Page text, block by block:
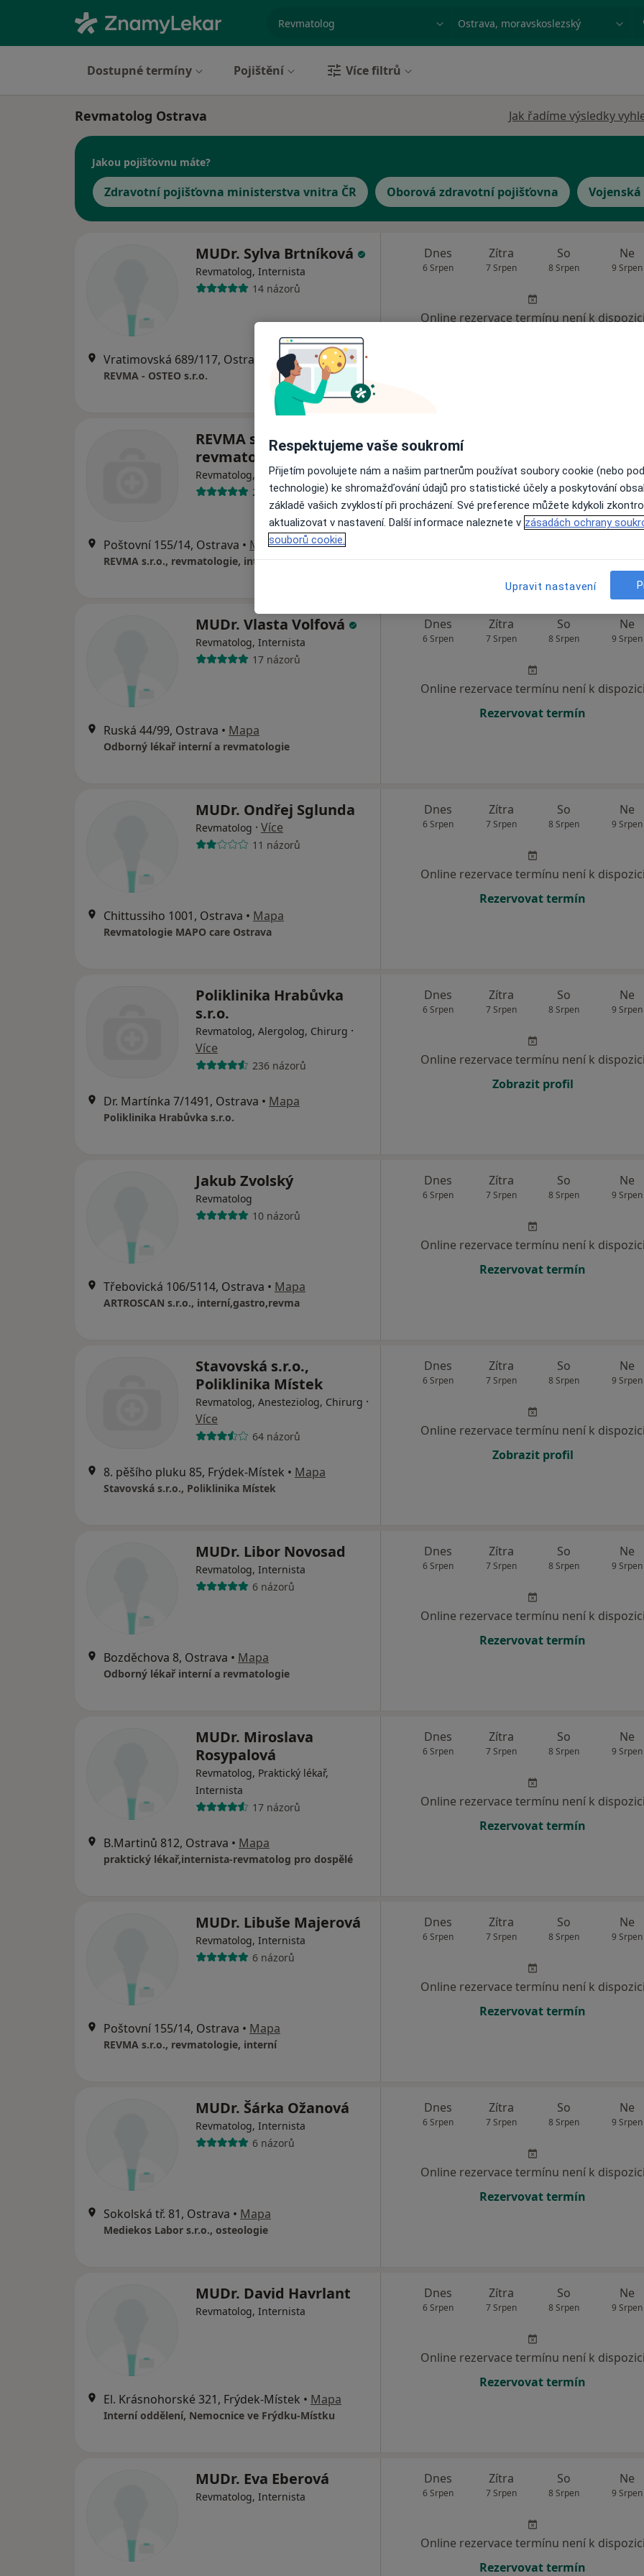
Dostupné termíny Pojištění Více filtrů
Revmatolog Ostrava Jak řadíme výsledky
Jakou pojišťovnu máte?
Zdravotní pojišťovna ministerstva vnitra ČR Oborová zdravotní pojišťovna Vojenská
MUDr. Sylva Brtníková
Revmatolog, Internista
14 názorů
Vratimovská 689/117, Ostrava Mapa
REVMA - OSTEO s.r.o.
Dnes
6 Srpen
Zítra
7 Srpen
So
8 Srpen
Ne
9 Srpen
Online rezervace termínu není k dispozici
REVMA s.r.o.,
revmatologie, interní
Revmatolog, Diabetolog, Internista
2 názory
Poštovní 155/14, Ostrava • Mapa
REVMA s.r.o., revmatologie, interní
Dnes
6 Srpen
Online rezervace termínu není k
Zobrazit profil
MUDr. Vlasta Volfová
Revmatolog, Internista
17 názorů
Ruská 44/99, Ostrava • Mapa
Odborný lékař interní a revmatologie
Dnes
6 Srpen
Zítra
7 Srpen
So
8 Srpen
Ne
9 Srpen
Online rezervace termínu není k dispozici
Rezervovat termín
MUDr. Ondřej Sglunda
Revmatolog · Více
11 názorů
Chittussiho 1001, Ostrava • Mapa
Revmatologie MAPO care Ostrava
Dnes
6 Srpen
Zítra
7 Srpen
So
8 Srpen
Ne
9 Srpen
Online rezervace termínu není k dispozici
Rezervovat termín
Poliklinika Hrabůvka
s.r.o.
Revmatolog, Alergolog, Chirurg ·
Více
236 názorů
Dr. Martínka 7/1491, Ostrava • Mapa
Poliklinika Hrabůvka s.r.o.
Dnes
6 Srpen
Zítra
7 Srpen
So
8 Srpen
Ne
9 Srpen
Online rezervace termínu není k dispozici
Zobrazit profil
Jakub Zvolský
Revmatolog
10 názorů
Třebovická 106/5114, Ostrava • Mapa
ARTROSCAN s.r.o., interní,gastro,revma
Dnes
6 Srpen
Zítra
7 Srpen
So
8 Srpen
Ne
9 Srpen
Online rezervace termínu není k dispozici
Rezervovat termín
Stavovská s.r.o.,
Poliklinika Místek
Revmatolog, Anesteziolog, Chirurg ·
Více
64 názorů
8. pěšího pluku 85, Frýdek-Místek • Mapa
Stavovská s.r.o., Poliklinika Místek
Dnes
6 Srpen
Zítra
7 Srpen
So
8 Srpen
Ne
9 Srpen
Online rezervace termínu není k dispozici
Zobrazit profil
MUDr. Libor Novosad
Revmatolog, Internista
6 názorů
Bozděchova 8, Ostrava • Mapa
Odborný lékař interní a revmatologie
Dnes
6 Srpen
Zítra
7 Srpen
So
8 Srpen
Ne
9 Srpen
Online rezervace termínu není k dispozici
Rezervovat termín
MUDr. Miroslava
Rosypalová
Revmatolog, Praktický lékař,
Internista
17 názorů
B.Martinů 812, Ostrava • Mapa
praktický lékař,internista-revmatolog pro dospělé
Dnes
6 Srpen
Zítra
7 Srpen
So
8 Srpen
Ne
9 Srpen
Online rezervace termínu není k dispozici
Rezervovat termín
MUDr. Libuše Majerová
Revmatolog, Internista
6 názorů
Poštovní 155/14, Ostrava • Mapa
REVMA s.r.o., revmatologie, interní
Dnes
6 Srpen
Zítra
7 Srpen
So
8 Srpen
Ne
9 Srpen
Online rezervace termínu není k dispozici
Rezervovat termín
MUDr. Šárka Ožanová
Revmatolog, Internista
6 názorů
Sokolská tř. 81, Ostrava • Mapa
Mediekos Labor s.r.o., osteologie
Dnes
6 Srpen
Zítra
7 Srpen
So
8 Srpen
Ne
9 Srpen
Online rezervace termínu není k dispozici
Rezervovat termín
MUDr. David Havrlant
Revmatolog, Internista
El. Krásnohorské 321, Frýdek-Místek • Mapa
Interní oddělení, Nemocnice ve Frýdku-Místku
Dnes
6 Srpen
Zítra
7 Srpen
So
8 Srpen
Ne
9 Srpen
Online rezervace termínu není k dispozici
Rezervovat termín
MUDr. Eva Eberová
Revmatolog, Internista
Dnes
6 Srpen
Zítra
7 Srpen
So
8 Srpen
Ne
9 Srpen
Online rezervace termínu není k dispozici
Rezervovat termín
Respektujeme vaše soukromí
Přijetím povolujete nám a našim partnerům používat soubory cookie (nebo
technologie) ke shromažďování údajů pro statistické účely a poskytování
základě vašich zvyklostí při procházení. Své preference můžete kdykoli
aktualizovat v nastavení. Další informace naleznete v zásadách ochrany
souborů cookie.
Upravit nastavení